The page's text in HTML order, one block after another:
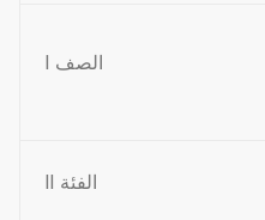
الصف Ⅰ
الفئة Ⅱ